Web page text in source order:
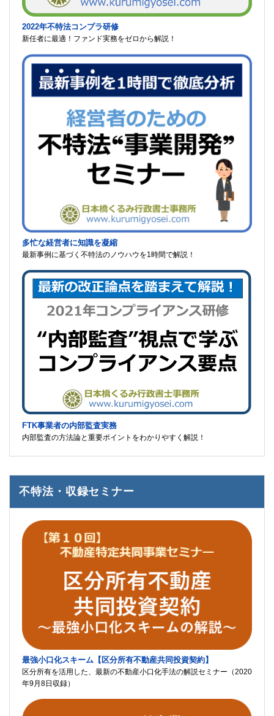
2022年不特法コンプラ研修
新任者に最適！ファンド実務をゼロから解説！
多忙な経営者に知識を凝縮
最新事例に基づく不特法のノウハウを1時間で解説！
FTK事業者の内部監査実務
内部監査の方法論と重要ポイントをわかりやすく解説！
不特法・収録セミナー
最強小口化スキーム【区分所有不動産共同投資契約】
区分所有を活用した、最新の不動産小口化手法の解説セミナー（2020
年9月8日収録）